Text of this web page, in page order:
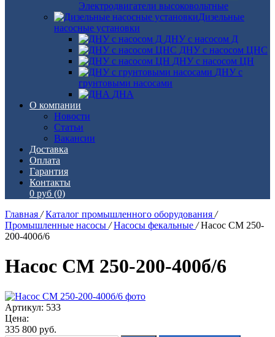
Электродвигатели высоковольтные
Дизельные
насосные установки
ДНУ с насосом Д
ДНУ с насосом ЦНС
ДНУ с насосом ЦН
ДНУ с
грунтовыми насосами
ДНА
О компании
Новости
Статьи
Вакансии
Доставка
Оплата
Гарантия
Контакты
0 руб (0)
Главная / Каталог промышленного оборудования /
Промышленные насосы / Насосы фекальные / Насос СМ 250-
200-400б/6
Насос СМ 250-200-400б/6
Артикул: 533
Цена:
335 800 руб.